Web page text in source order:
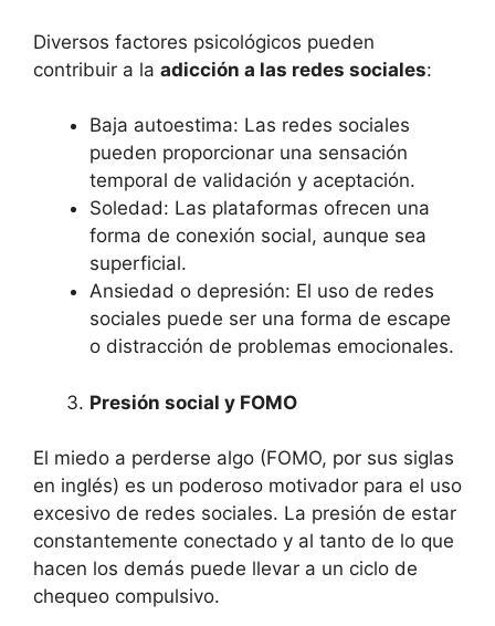
Diversos factores psicológicos pueden
contribuir a la adicción a las redes sociales:
Baja autoestima: Las redes sociales
pueden proporcionar una sensación
temporal de validación y aceptación.
Soledad: Las plataformas ofrecen una
forma de conexión social, aunque sea
superficial.
Ansiedad o depresión: El uso de redes
sociales puede ser una forma de escape
o distracción de problemas emocionales.
Presión social y FOMO
El miedo a perderse algo (FOMO, por sus siglas
en inglés) es un poderoso motivador para el uso
excesivo de redes sociales. La presión de estar
constantemente conectado y al tanto de lo que
hacen los demás puede llevar a un ciclo de
chequeo compulsivo.